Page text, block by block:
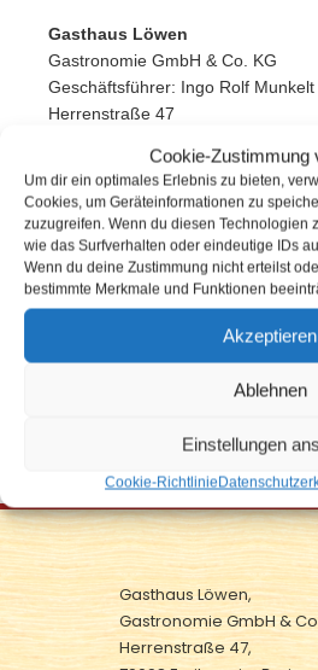
Cookie-Zustimmung
Um dir ein optimales Erlebnis zu bieten,
Cookies, um Geräteinformationen zu
zuzugreifen. Wenn du diesen Technologien
wie das Surfverhalten oder eindeutige IDs
Wenn du deine Zustimmung nicht erteilst
bestimmte Merkmale und Funktionen
Akzeptieren
Ablehnen
Einstellungen
Cookie-Richtlinie
Gasthaus Löwen
Gastronomie GmbH & Co. KG
Geschäftsführer: Ingo Rolf Munkelt
Herrenstraße 47
Telefon:+49 (0) 7 61 / 36 88 99-0
E-Mail:kontakt@hotelloewen.de
Allgemeine Geschäftsbedingungen
Hotelzimmer buchen
Gasthaus Löwen,
Gastronomie GmbH &
Herrenstraße 47,